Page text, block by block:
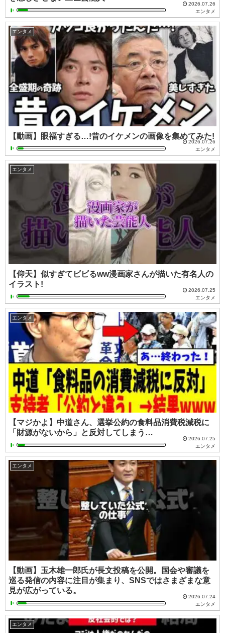
2026.07.26
エンタメ
エンタメ
【動画】眼福すぎる…!昔のイケメンの画像を集めてみた!
2026.07.26
エンタメ
エンタメ
【仰天】似すぎてビビるww漫画家さんが描いた有名人の
イラスト!
2026.07.25
エンタメ
エンタメ
【マジかよ】中道さん、選挙公約の食料品消費税減税に
「財源がないから」と反対してしまう…
2026.07.25
エンタメ
エンタメ
【動画】玉木雄一郎氏が長文投稿を公開。国会や審議を
巡る発信の内容に注目が集まり、SNSではさまざまな意
見が広がっている。
2026.07.24
エンタメ
エンタメ